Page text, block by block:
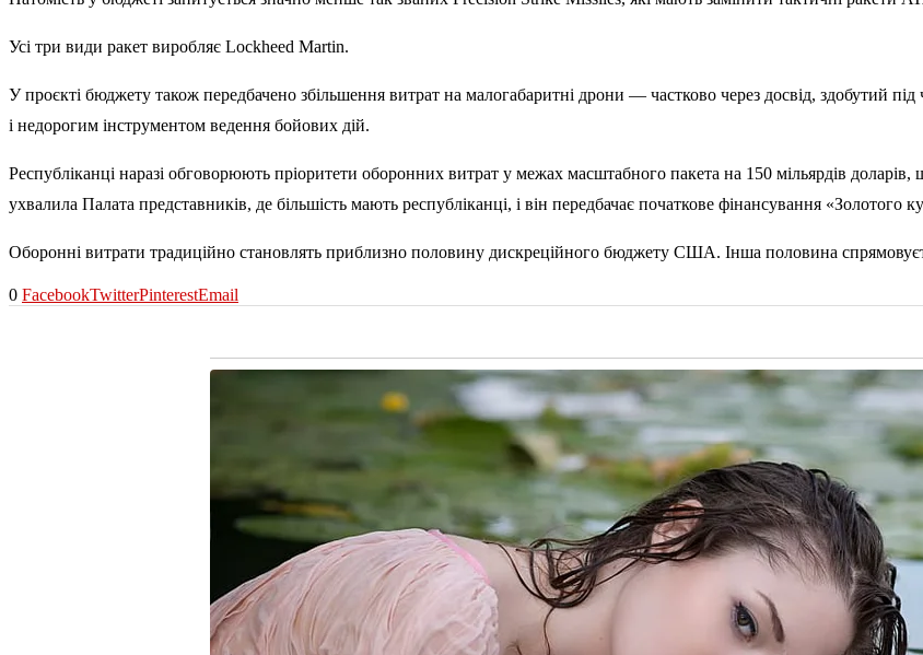
Усі три види ракет виробляє Lockheed Martin.
У проєкті бюджету також передбачено збільшення витрат на малогабаритні дрони — частково через досвід, здобутий
і недорогим інструментом ведення бойових дій.
Республіканці наразі обговорюють пріоритети оборонних витрат у межах масштабного пакета на 150 мільярдів
ухвалила Палата представників, де більшість мають республіканці, і він передбачає початкове фінансування «Золотого
Оборонні витрати традиційно становлять приблизно половину дискреційного бюджету США. Інша половина
0 FacebookTwitterPinterestEmail